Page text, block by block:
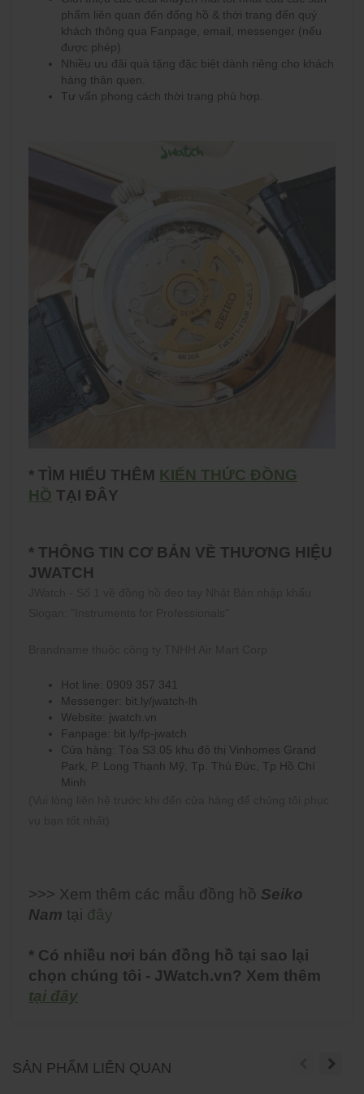
phẩm liên quan đến đống hồ & thời trang đến quý
khách thông qua Fanpage, email, messenger (nếu
được phép)
Nhiều ưu đãi quà tặng đặc biệt dành riêng cho khách
hàng thân quen.
Tư vấn phong cách thời trang phù hợp.
* TÌM HIỂU THÊM KIẾN THỨC ĐỒNG
HỒ TẠI ĐÂY
* THÔNG TIN CƠ BẢN VỀ THƯƠNG HIỆU
JWATCH
Hot line: 0909 357 341
Messenger: bit.ly/jwatch-lh
Website: jwatch.vn
Fanpage: bit.ly/fp-jwatch
Cửa hàng: Tòa S3.05 khu đô thị Vinhomes Grand
Park, P. Long Thạnh Mỹ, Tp. Thủ Đức, Tp Hồ Chí
Minh
>>> Xem thêm các mẫu đồng hồ Seiko
Nam tại đây
* Có nhiều nơi bán đồng hồ tại sao lại
chọn chúng tôi - JWatch.vn? Xem thêm
tại đây
SẢN PHẨM LIÊN QUAN